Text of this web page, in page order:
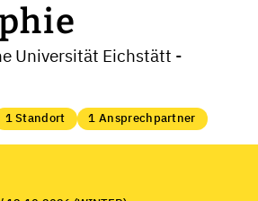
Universität Eichstätt -
1 Standort 1 Ansprechpartner